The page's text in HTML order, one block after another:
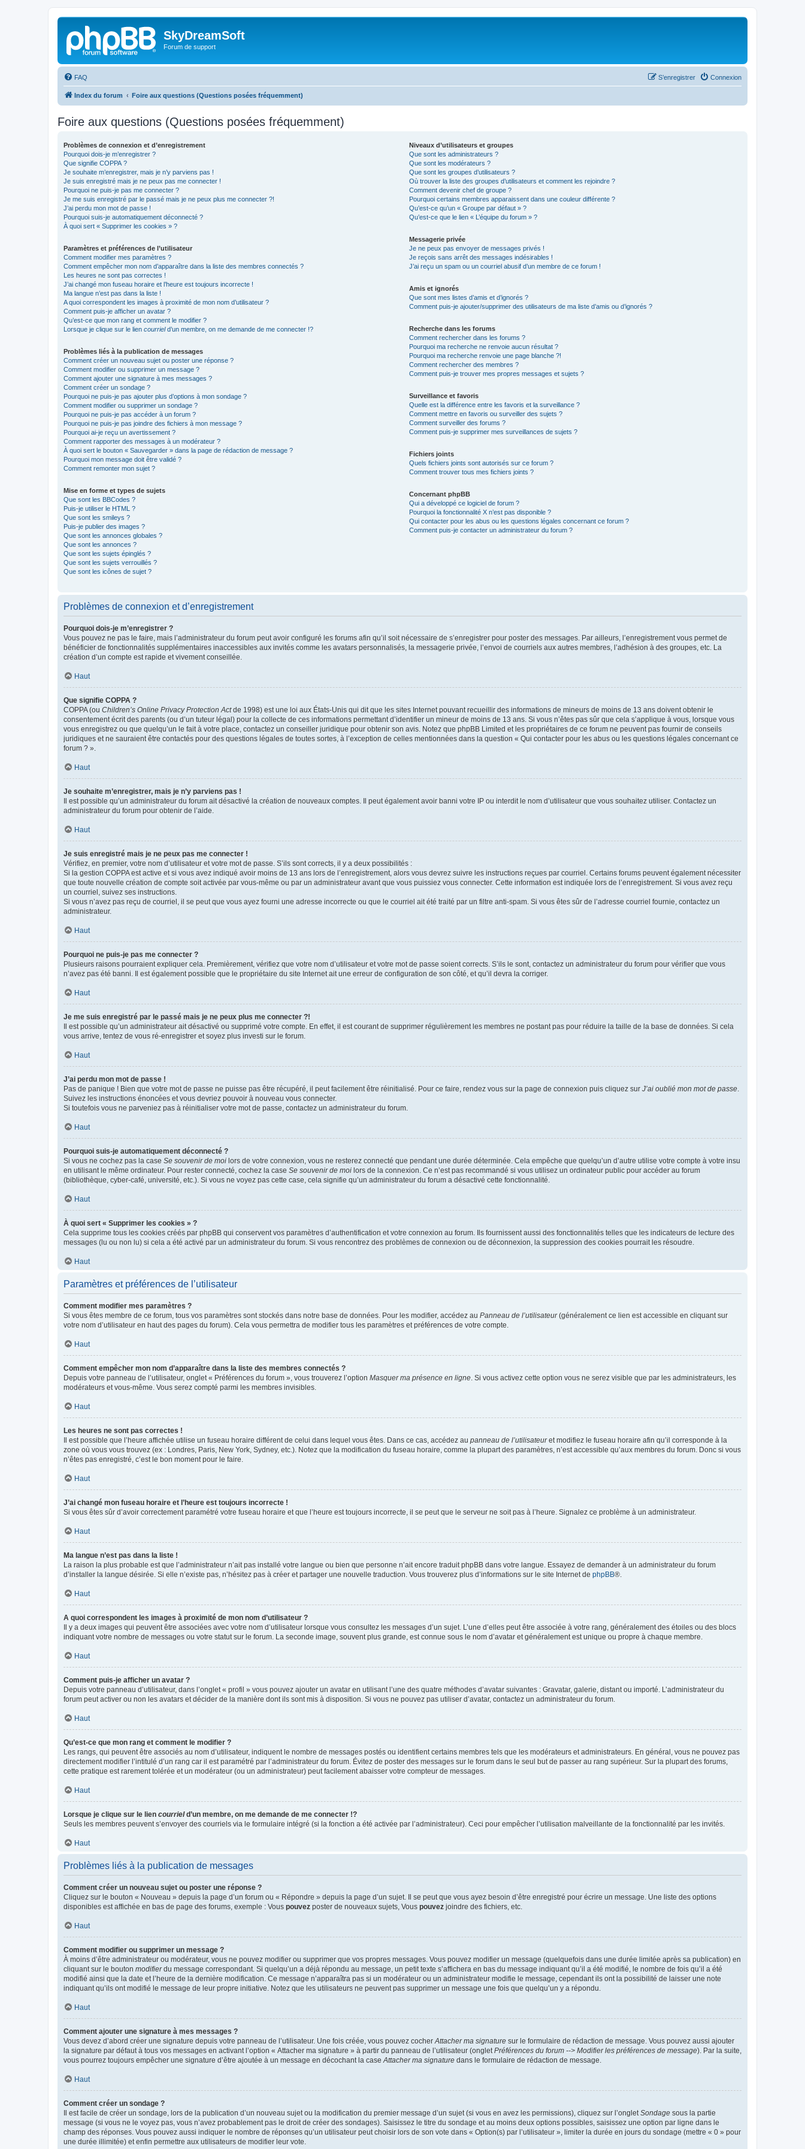
SkyDreamSoft
Forum de support
FAQ Connexion
S’enregistrer
Index du forum Foire aux questions (Questions posées fréquemment)
Foire aux questions (Questions posées fréquemment)
Problèmes de connexion et d’enregistrement
Pourquoi dois-je m’enregistrer ?
Que signifie COPPA ?
Je souhaite m’enregistrer, mais je n’y parviens pas !
Je suis enregistré mais je ne peux pas me connecter !
Pourquoi ne puis-je pas me connecter ?
Je me suis enregistré par le passé mais je ne peux plus me connecter ?!
J’ai perdu mon mot de passe !
Pourquoi suis-je automatiquement déconnecté ?
À quoi sert « Supprimer les cookies » ?
Paramètres et préférences de l’utilisateur
Comment modifier mes paramètres ?
Comment empêcher mon nom d’apparaître dans la liste des membres connectés ?
Les heures ne sont pas correctes !
J’ai changé mon fuseau horaire et l’heure est toujours incorrecte !
Ma langue n’est pas dans la liste !
A quoi correspondent les images à proximité de mon nom d’utilisateur ?
Comment puis-je afficher un avatar ?
Qu’est-ce que mon rang et comment le modifier ?
Lorsque je clique sur le lien courrield’un membre, on me demande de me connecter !?
Problèmes liés à la publication de messages
Comment créer un nouveau sujet ou poster une réponse ?
Comment modifier ou supprimer un message ?
Comment ajouter une signature à mes messages ?
Comment créer un sondage ?
Pourquoi ne puis-je pas ajouter plus d’options à mon sondage ?
Comment modifier ou supprimer un sondage ?
Pourquoi ne puis-je pas accéder à un forum ?
Pourquoi ne puis-je pas joindre des fichiers à mon message ?
Pourquoi ai-je reçu un avertissement ?
Comment rapporter des messages à un modérateur ?
À quoi sert le bouton « Sauvegarder » dans la page de rédaction de message ?
Pourquoi mon message doit être validé ?
Comment remonter mon sujet ?
Mise en forme et types de sujets
Que sont les BBCodes ?
Puis-je utiliser le HTML ?
Que sont les smileys ?
Puis-je publier des images ?
Que sont les annonces globales ?
Que sont les annonces ?
Que sont les sujets épinglés ?
Que sont les sujets verrouillés ?
Que sont les icônes de sujet ?
Niveaux d’utilisateurs et groupes
Que sont les administrateurs ?
Que sont les modérateurs ?
Que sont les groupes d’utilisateurs ?
Où trouver la liste des groupes d’utilisateurs et comment les rejoindre ?
Comment devenir chef de groupe ?
Pourquoi certains membres apparaissent dans une couleur différente ?
Qu’est-ce qu’un « Groupe par défaut » ?
Qu’est-ce que le lien « L’équipe du forum » ?
Messagerie privée
Je ne peux pas envoyer de messages privés !
Je reçois sans arrêt des messages indésirables !
J’ai reçu un spam ou un courriel abusif d’un membre de ce forum !
Amis et ignorés
Que sont mes listes d’amis et d’ignorés ?
Comment puis-je ajouter/supprimer des utilisateurs de ma liste d’amis ou d’ignorés ?
Recherche dans les forums
Comment rechercher dans les forums ?
Pourquoi ma recherche ne renvoie aucun résultat ?
Pourquoi ma recherche renvoie une page blanche ?!
Comment rechercher des membres ?
Comment puis-je trouver mes propres messages et sujets ?
Surveillance et favoris
Quelle est la différence entre les favoris et la surveillance ?
Comment mettre en favoris ou surveiller des sujets ?
Comment surveiller des forums ?
Comment puis-je supprimer mes surveillances de sujets ?
Fichiers joints
Quels fichiers joints sont autorisés sur ce forum ?
Comment trouver tous mes fichiers joints ?
Concernant phpBB
Qui a développé ce logiciel de forum ?
Pourquoi la fonctionnalité X n’est pas disponible ?
Qui contacter pour les abus ou les questions légales concernant ce forum ?
Comment puis-je contacter un administrateur du forum ?
Problèmes de connexion et d’enregistrement
Pourquoi dois-je m’enregistrer ?
Vous pouvez ne pas le faire, mais l’administrateur du forum peut avoir configuré les forums afin qu’il soit nécessaire de s’enregistrer pour poster des messages. Par ailleurs, l’enregistrement vous permet de
bénéficier de fonctionnalités supplémentaires inaccessibles aux invités comme les avatars personnalisés, la messagerie privée, l’envoi de courriels aux autres membres, l’adhésion à des groupes, etc. La
création d’un compte est rapide et vivement conseillée.
Haut
Que signifie COPPA ?
COPPA (ou Children’s Online Privacy Protection Actde 1998) est une loi aux États-Unis qui dit que les sites Internet pouvant recueillir des informations de mineurs de moins de 13 ans doivent obtenir le
consentement écrit des parents (ou d’un tuteur légal) pour la collecte de ces informations permettant d’identifier un mineur de moins de 13 ans. Si vous n’êtes pas sûr que cela s’applique à vous, lorsque vous
vous enregistrez ou que quelqu’un le fait à votre place, contactez un conseiller juridique pour obtenir son avis. Notez que phpBB Limited et les propriétaires de ce forum ne peuvent pas fournir de conseils
juridiques et ne sauraient être contactés pour des questions légales de toutes sortes, à l’exception de celles mentionnées dans la question « Qui contacter pour les abus ou les questions légales concernant ce
forum ? ».
Haut
Je souhaite m’enregistrer, mais je n’y parviens pas !
Il est possible qu’un administrateur du forum ait désactivé la création de nouveaux comptes. Il peut également avoir banni votre IP ou interdit le nom d’utilisateur que vous souhaitez utiliser. Contactez un
administrateur du forum pour obtenir de l’aide.
Haut
Je suis enregistré mais je ne peux pas me connecter !
Vérifiez, en premier, votre nom d’utilisateur et votre mot de passe. S’ils sont corrects, il y a deux possibilités :
Si la gestion COPPA est active et si vous avez indiqué avoir moins de 13 ans lors de l’enregistrement, alors vous devrez suivre les instructions reçues par courriel. Certains forums peuvent également nécessiter
que toute nouvelle création de compte soit activée par vous-même ou par un administrateur avant que vous puissiez vous connecter. Cette information est indiquée lors de l’enregistrement. Si vous avez reçu
un courriel, suivez ses instructions.
Si vous n’avez pas reçu de courriel, il se peut que vous ayez fourni une adresse incorrecte ou que le courriel ait été traité par un filtre anti-spam. Si vous êtes sûr de l’adresse courriel fournie, contactez un
administrateur.
Haut
Pourquoi ne puis-je pas me connecter ?
Plusieurs raisons pourraient expliquer cela. Premièrement, vérifiez que votre nom d’utilisateur et votre mot de passe soient corrects. S’ils le sont, contactez un administrateur du forum pour vérifier que vous
n’avez pas été banni. Il est également possible que le propriétaire du site Internet ait une erreur de configuration de son côté, et qu’il devra la corriger.
Haut
Je me suis enregistré par le passé mais je ne peux plus me connecter ?!
Il est possible qu’un administrateur ait désactivé ou supprimé votre compte. En effet, il est courant de supprimer régulièrement les membres ne postant pas pour réduire la taille de la base de données. Si cela
vous arrive, tentez de vous ré-enregistrer et soyez plus investi sur le forum.
Haut
J’ai perdu mon mot de passe !
Pas de panique ! Bien que votre mot de passe ne puisse pas être récupéré, il peut facilement être réinitialisé. Pour ce faire, rendez vous sur la page de connexion puis cliquez sur J’ai oublié mon mot de passe
Suivez les instructions énoncées et vous devriez pouvoir à nouveau vous connecter.
Si toutefois vous ne parveniez pas à réinitialiser votre mot de passe, contactez un administrateur du forum.
Haut
Pourquoi suis-je automatiquement déconnecté ?
Si vous ne cochez pas la case Se souvenir de moi lors de votre connexion, vous ne resterez connecté que pendant une durée déterminée. Cela empêche que quelqu’un d’autre utilise votre compte à votre insu
en utilisant le même ordinateur. Pour rester connecté, cochez la case Se souvenir de moi lors de la connexion. Ce n’est pas recommandé si vous utilisez un ordinateur public pour accéder au forum
(bibliothèque, cyber-café, université, etc.). Si vous ne voyez pas cette case, cela signifie qu’un administrateur du forum a désactivé cette fonctionnalité.
Haut
À quoi sert « Supprimer les cookies » ?
Cela supprime tous les cookies créés par phpBB qui conservent vos paramètres d’authentification et votre connexion au forum. Ils fournissent aussi des fonctionnalités telles que les indicateurs de lecture des
messages (lu ou non lu) si cela a été activé par un administrateur du forum. Si vous rencontrez des problèmes de connexion ou de déconnexion, la suppression des cookies pourrait les résoudre.
Haut
Paramètres et préférences de l’utilisateur
Comment modifier mes paramètres ?
Si vous êtes membre de ce forum, tous vos paramètres sont stockés dans notre base de données. Pour les modifier, accédez au Panneau de l’utilisateur(généralement ce lien est accessible en cliquant sur
votre nom d’utilisateur en haut des pages du forum). Cela vous permettra de modifier tous les paramètres et préférences de votre compte.
Haut
Comment empêcher mon nom d’apparaître dans la liste des membres connectés ?
Depuis votre panneau de l’utilisateur, onglet « Préférences du forum », vous trouverez l’option Masquer ma présence en ligne . Si vous activez cette option vous ne serez visible que par les administrateurs, les
modérateurs et vous-même. Vous serez compté parmi les membres invisibles.
Haut
Les heures ne sont pas correctes !
Il est possible que l’heure affichée utilise un fuseau horaire différent de celui dans lequel vous êtes. Dans ce cas, accédez au panneau de l’utilisateuret modifiez le fuseau horaire afin qu’il corresponde à la
zone où vous vous trouvez (ex : Londres, Paris, New York, Sydney, etc.). Notez que la modification du fuseau horaire, comme la plupart des paramètres, n’est accessible qu’aux membres du forum. Donc si vous
n’êtes pas enregistré, c’est le bon moment pour le faire.
Haut
J’ai changé mon fuseau horaire et l’heure est toujours incorrecte !
Si vous êtes sûr d’avoir correctement paramétré votre fuseau horaire et que l’heure est toujours incorrecte, il se peut que le serveur ne soit pas à l’heure. Signalez ce problème à un administrateur.
Haut
Ma langue n’est pas dans la liste !
La raison la plus probable est que l’administrateur n’ait pas installé votre langue ou bien que personne n’ait encore traduit phpBB dans votre langue. Essayez de demander à un administrateur du forum
d’installer la langue désirée. Si elle n’existe pas, n’hésitez pas à créer et partager une nouvelle traduction. Vous trouverez plus d’informations sur le site Internet de phpBB®.
Haut
A quoi correspondent les images à proximité de mon nom d’utilisateur ?
Il y a deux images qui peuvent être associées avec votre nom d’utilisateur lorsque vous consultez les messages d’un sujet. L’une d’elles peut être associée à votre rang, généralement des étoiles ou des blocs
indiquant votre nombre de messages ou votre statut sur le forum. La seconde image, souvent plus grande, est connue sous le nom d’avatar et généralement est unique ou propre à chaque membre.
Haut
Comment puis-je afficher un avatar ?
Depuis votre panneau d’utilisateur, dans l’onglet « profil » vous pouvez ajouter un avatar en utilisant l’une des quatre méthodes d’avatar suivantes : Gravatar, galerie, distant ou importé. L’administrateur du
forum peut activer ou non les avatars et décider de la manière dont ils sont mis à disposition. Si vous ne pouvez pas utiliser d’avatar, contactez un administrateur du forum.
Haut
Qu’est-ce que mon rang et comment le modifier ?
Les rangs, qui peuvent être associés au nom d’utilisateur, indiquent le nombre de messages postés ou identifient certains membres tels que les modérateurs et administrateurs. En général, vous ne pouvez pas
directement modifier l’intitulé d’un rang car il est paramétré par l’administrateur du forum. Évitez de poster des messages sur le forum dans le seul but de passer au rang supérieur. Sur la plupart des forums,
cette pratique est rarement tolérée et un modérateur (ou un administrateur) peut facilement abaisser votre compteur de messages.
Haut
Lorsque je clique sur le lien courrield’un membre, on me demande de me connecter !?
Seuls les membres peuvent s’envoyer des courriels via le formulaire intégré (si la fonction a été activée par l’administrateur). Ceci pour empêcher l’utilisation malveillante de la fonctionnalité par les invités.
Haut
Problèmes liés à la publication de messages
Comment créer un nouveau sujet ou poster une réponse ?
Cliquez sur le bouton « Nouveau » depuis la page d’un forum ou « Répondre » depuis la page d’un sujet. Il se peut que vous ayez besoin d’être enregistré pour écrire un message. Une liste des options
disponibles est affichée en bas de page des forums, exemple : Vous pouvez poster de nouveaux sujets, Vous pouvez joindre des fichiers, etc.
Haut
Comment modifier ou supprimer un message ?
À moins d’être administrateur ou modérateur, vous ne pouvez modifier ou supprimer que vos propres messages. Vous pouvez modifier un message (quelquefois dans une durée limitée après sa publication) en
cliquant sur le bouton modifierdu message correspondant. Si quelqu’un a déjà répondu au message, un petit texte s’affichera en bas du message indiquant qu’il a été modifié, le nombre de fois qu’il a été
modifié ainsi que la date et l’heure de la dernière modification. Ce message n’apparaîtra pas si un modérateur ou un administrateur modifie le message, cependant ils ont la possibilité de laisser une note
indiquant qu’ils ont modifié le message de leur propre initiative. Notez que les utilisateurs ne peuvent pas supprimer un message une fois que quelqu’un y a répondu.
Haut
Comment ajouter une signature à mes messages ?
Vous devez d’abord créer une signature depuis votre panneau de l’utilisateur. Une fois créée, vous pouvez cocher Attacher ma signature sur le formulaire de rédaction de message. Vous pouvez aussi ajouter
la signature par défaut à tous vos messages en activant l’option « Attacher ma signature » à partir du panneau de l’utilisateur (onglet Préférences du forum --> Modifier les préférences de message). Par la suite,
vous pourrez toujours empêcher une signature d’être ajoutée à un message en décochant la case Attacher ma signature dans le formulaire de rédaction de message.
Haut
Comment créer un sondage ?
Il est facile de créer un sondage, lors de la publication d’un nouveau sujet ou la modification du premier message d’un sujet (si vous en avez les permissions), cliquez sur l’onglet Sondage sous la partie
message (si vous ne le voyez pas, vous n’avez probablement pas le droit de créer des sondages). Saisissez le titre du sondage et au moins deux options possibles, saisissez une option par ligne dans le
champ des réponses. Vous pouvez aussi indiquer le nombre de réponses qu’un utilisateur peut choisir lors de son vote dans « Option(s) par l’utilisateur », limiter la durée en jours du sondage (mettre « 0 » pour
une durée illimitée) et enfin permettre aux utilisateurs de modifier leur vote.